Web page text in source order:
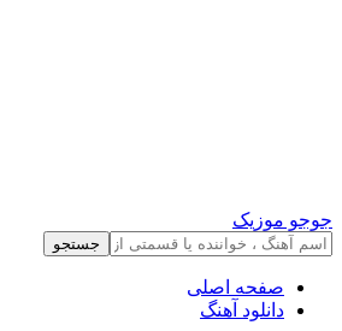
جوجو موزیک
جستجو
صفحه اصلی
دانلود آهنگ